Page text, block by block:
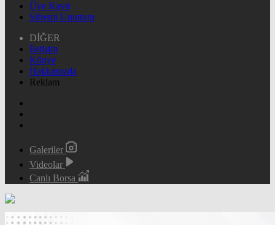
Üye Kayıt
Şifremi Unuttum
DİĞER
İletişim
Künye
Hakkımızda
Reklam
Galeriler
Videolar
Canlı Borsa